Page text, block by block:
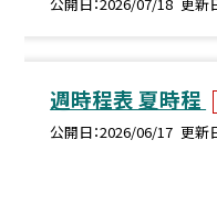
公開日 2026/07/18 更新
週時程表 夏時程
公開日 2026/06/17 更新